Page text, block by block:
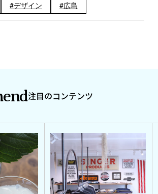
デザイン 広島
注目のコンテンツ